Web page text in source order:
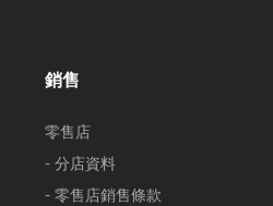
銷售
零售店
- 分店資料
- 零售店銷售條款